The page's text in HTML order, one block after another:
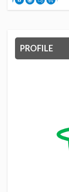
PROFILE